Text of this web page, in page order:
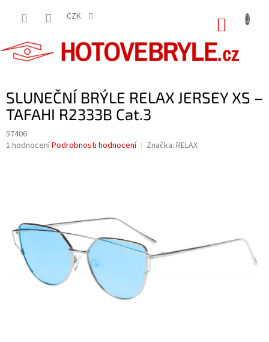
CZK
SLUNEČNÍ BRÝLE RELAX JERSEY XS –
TAFAHI R2333B Cat.3
57406
Průměrné
hvězdiček.
1 hodnoceníPodrobnosti hodnocení Značka: RELAX